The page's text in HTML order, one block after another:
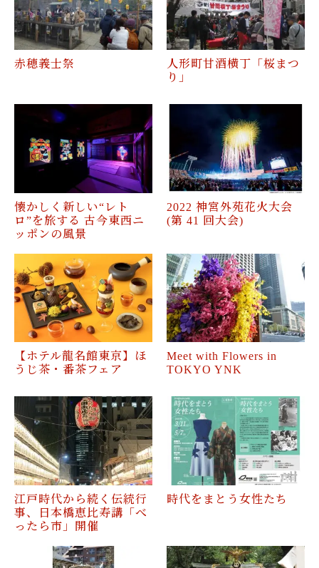
赤穂義士祭
人形町甘酒横丁「桜まつ
り」
懐かしく新しい“レト
ロ”を旅する 古今東西ニ
ッポンの風景
2022 神宮外苑花火大会
(第 41 回大会)
【ホテル龍名館東京】ほ
うじ茶・番茶フェア
Meet with Flowers in
TOKYO YNK
江戸時代から続く伝統行
事、日本橋恵比寿講「べ
ったら市」開催
時代をまとう女性たち